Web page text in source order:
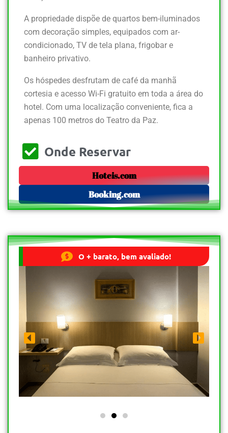
A propriedade dispõe de quartos bem-iluminados
com decoração simples, equipados com ar-
condicionado, TV de tela plana, frigobar e
banheiro privativo.
Os hóspedes desfrutam de café da manhã
cortesia e acesso Wi-Fi gratuito em toda a área do
hotel. Com uma localização conveniente, fica a
apenas 100 metros do Teatro da Paz.
Onde Reservar
Hoteis.com
Booking.com
O + barato, bem avaliado!